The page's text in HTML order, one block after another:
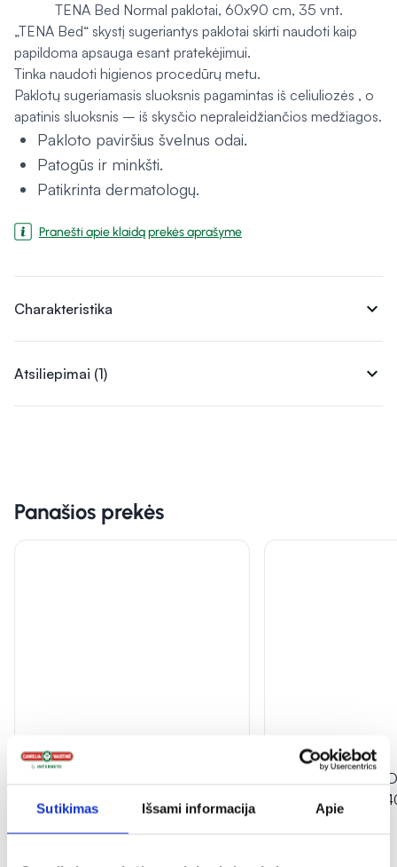
Sutikimas Išsami informacija Apie
TENA Bed Normal paklotai, 60x90 cm, 35 vnt.
„TENA Bed“ skystį sugeriantys paklotai skirti naudoti kaip
papildoma apsauga esant pratekėjimui.
Tinka naudoti higienos procedūrų metu.
Paklotų sugeriamasis sluoksnis pagamintas iš celiuliozės , o
apatinis sluoksnis – iš skysčio nepraleidžiančios medžiagos.
Pakloto paviršius švelnus odai.
Patogūs ir minkšti.
Patikrinta dermatologų.
Pranešti apie klaidą prekės aprašyme
Charakteristika expand_more
Atsiliepimai (1) expand_more
Panašios prekės
60 cm x 60 cm, 40 vnt.
TENA paklotai
SECURE ZONE,